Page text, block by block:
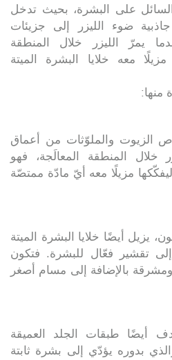
على البشرة، بحيث تدخل
ضوء الليزر إلى جزيئات
يمرّ الليزر خلال المنطقة
معه خلايا البشرة الميتة
منها:
الزيوت والملوّثات من أعماق
خلال المنطقة المعالَجة، فهو
مزيلًا معه أيّ مادّة ممتصّة
يزيل أيضًا خلايا البشرة الميتة
تقشير فعّال للبشرة. فتكون
بالإضافة إلى مسام أصغر
أيضًا طبقات الجلد العميقة
بدوره يؤدّي إلى بشرة ثابتة